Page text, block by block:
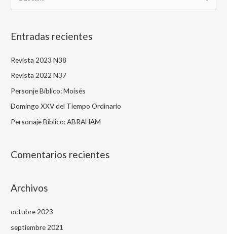
c
o
r
:
Entradas recientes
Revista 2023 N38
Revista 2022 N37
Personje Bíblico: Moisés
Domingo XXV del Tiempo Ordinario
Personaje Bíblico: ABRAHAM
Comentarios recientes
Archivos
octubre 2023
septiembre 2021